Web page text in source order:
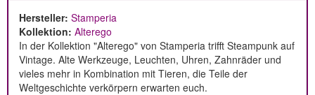
Hersteller: Stamperia
Kollektion: Alterego
In der Kollektion "Alterego" von Stamperia trifft Steampunk auf
Vintage. Alte Werkzeuge, Leuchten, Uhren, Zahnräder und
vieles mehr in Kombination mit Tieren, die Teile der
Weltgeschichte verkörpern erwarten euch.